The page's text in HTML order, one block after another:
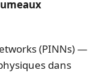
(PINNs) —
dans